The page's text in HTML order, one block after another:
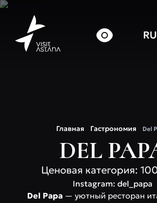
RU
Главная Гастрономия Del
DEL
Ценовая категория:
Instagram: del_papa
Del Papa — уютный ресторан